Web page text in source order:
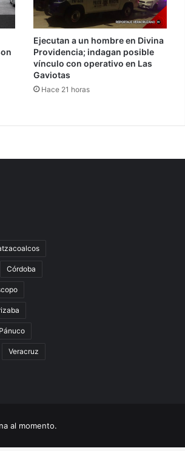
Ejecutan a un hombre en Divina
Providencia; indagan posible
vínculo con operativo en Las
Gaviotas
Hace 21 horas
Córdoba
Pánuco
Veracruz
al momento.